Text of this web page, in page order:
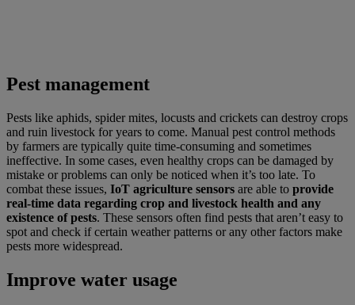
Pest management
Pests like aphids, spider mites, locusts and crickets can destroy crops
and ruin livestock for years to come. Manual pest control methods
by farmers are typically quite time-consuming and sometimes
ineffective. In some cases, even healthy crops can be damaged by
mistake or problems can only be noticed when it’s too late. To
combat these issues, IoT agriculture sensors are able to provide
real-time data regarding crop and livestock health and any
existence of pests. These sensors often find pests that aren’t easy to
spot and check if certain weather patterns or any other factors make
pests more widespread.
Improve water usage